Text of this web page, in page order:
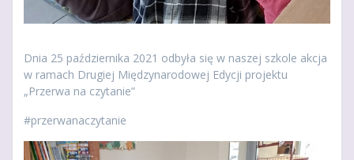
Dnia 25 października 2021 odbyła się w naszej szkole akcja
w ramach Drugiej Międzynarodowej Edycji projektu
„Przerwa na czytanie”
#przerwanaczytanie